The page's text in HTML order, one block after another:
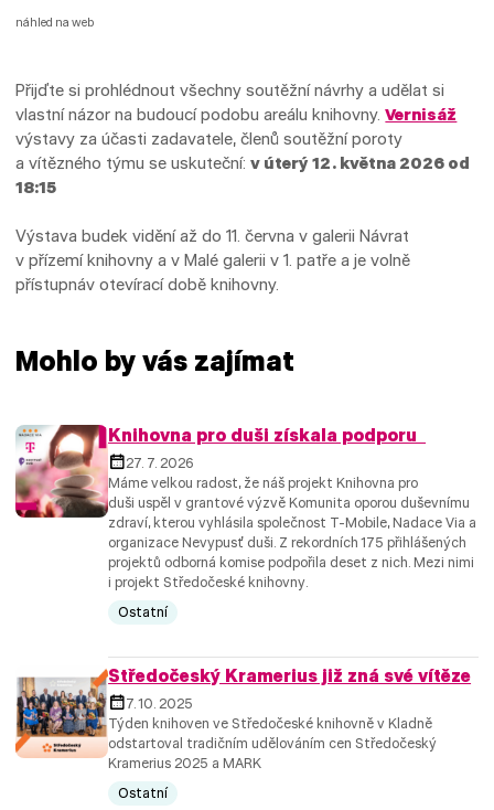
náhled na web
Přijďte si prohlédnout všechny soutěžní návrhy a udělat si
vlastní názor na budoucí podobu areálu knihovny.Vernisáž
výstavy za účasti zadavatele, členů soutěžní poroty
a vítězného týmu se uskuteční:v úterý 12. května 2026 od
18:15
Výstava budek vidění až do 11. června v galerii Návrat
v přízemí knihovny a v Malé galerii v 1. patře a je volně
přístupnáv otevírací době knihovny.
Mohlo by vás zajímat
Knihovna pro duši získala podporu
27. 7. 2026
Máme velkou radost, že náš projekt Knihovna pro
duši uspěl v grantové výzvě Komunita oporou duševnímu
zdraví, kterou vyhlásila společnost T-Mobile, Nadace Via a
organizace Nevypusť duši. Z rekordních 175 přihlášených
projektů odborná komise podpořila deset z nich. Mezi nimi
i projekt Středočeské knihovny.
Ostatní
Středočeský Kramerius již zná své vítěze
7. 10. 2025
Týden knihoven ve Středočeské knihovně v Kladně
odstartoval tradičním udělováním cen Středočeský
Kramerius 2025 a MARK
Ostatní